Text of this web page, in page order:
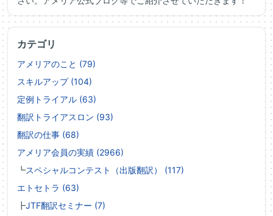
カテゴリ
アメリアのこと (79)
スキルアップ (104)
定例トライアル (63)
翻訳トライアスロン (93)
翻訳の仕事 (68)
アメリア会員の実績 (2966)
┗スペシャルコンテスト（出版翻訳） (117)
エトセトラ (63)
┣JTF翻訳セミナー (7)